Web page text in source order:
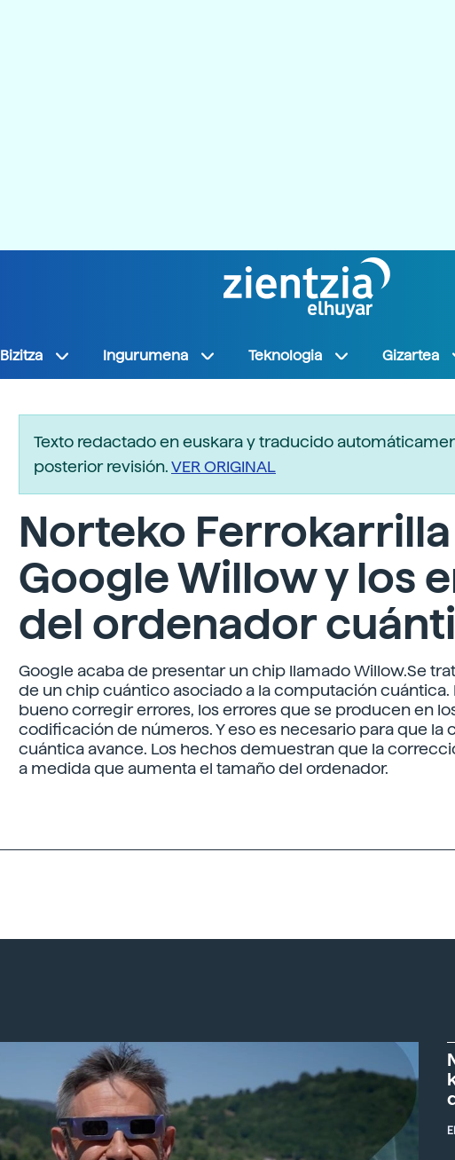
Bizitza Ingurumena Teknologia Gizartea
Texto redactado en euskara y traducido
posterior revisión.VER ORIGINAL
Norteko
Google Willow y los
del ordenador
Google acaba de presentar un chip llamado Willow.Se
de un chip cuántico asociado a la computación cuántica.
bueno corregir errores, los errores que se producen en
codificación de números. Y eso es necesario para que la
cuántica avance. Los hechos demuestran que la
a medida que aumenta el tamaño del ordenador.